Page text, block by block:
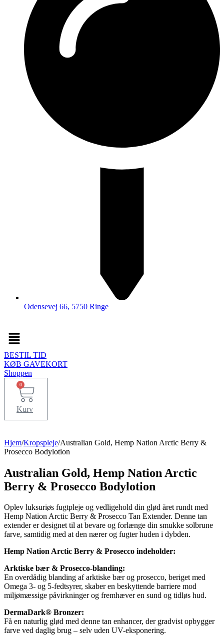
Odensevej 66, 5750 Ringe
Menu
BESTIL TID
KØB GAVEKORT
Shoppen
0
Kurv
Hjem/Kropspleje/Australian Gold, Hemp Nation Arctic Berry &
Prosecco Bodylotion
Australian Gold, Hemp Nation Arctic
Berry & Prosecco Bodylotion
Oplev luksuriøs fugtpleje og vedligehold din glød året rundt med
Hemp Nation Arctic Berry & Prosecco Tan Extender. Denne tan
extender er designet til at bevare og forlænge din smukke solbrune
farve, samtidig med at den nærer og fugter huden i dybden.
Hemp Nation Arctic Berry & Prosecco indeholder:
Arktiske bær & Prosecco-blanding:
En overdådig blanding af arktiske bær og prosecco, beriget med
Omega 3- og 5-fedtsyrer, skaber en beskyttende barriere mod
miljømæssige påvirkninger og fremhæver en sund og tidløs hud.
DermaDark® Bronzer:
Få en naturlig glød med denne tan enhancer, der gradvist opbygger
farve ved daglig brug – selv uden UV-eksponering.